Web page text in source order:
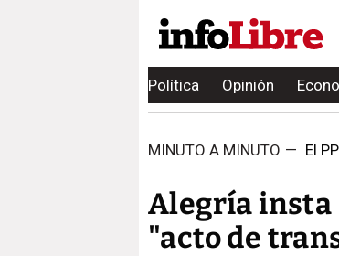
Política Opinión
MINUTO A MINUTO — El
Alegría insta
"acto de